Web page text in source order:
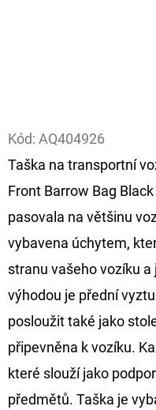
Kód: AQ404926
Taška na transportní
Front Barrow Bag
pasovala na většinu
vybavena úchytem,
stranu vašeho vozíku
výhodou je přední
posloužit také jako
připevněna k vozíku.
které slouží jako
předmětů. Taška je
D
O
P
R
U
Č
U
J
E
M
E